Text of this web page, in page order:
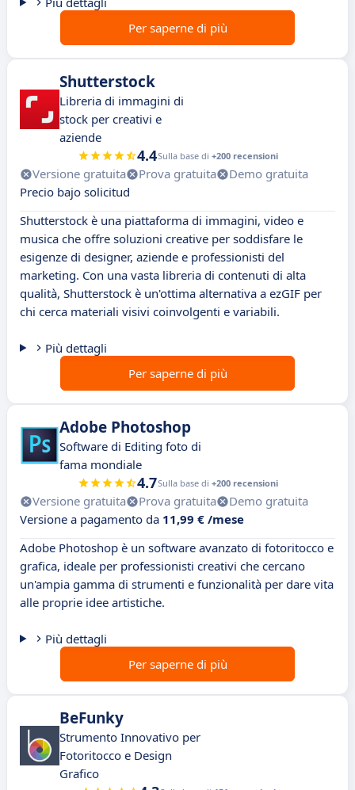
Per saperne di più
Shutterstock
Libreria di immagini di
stock per creativi e
aziende
4.4Sulla base di +200 recensioni
Versione gratuita Prova gratuita
Demo gratuita
Precio bajo solicitud
Shutterstock è una piattaforma di immagini, video e
musica che offre soluzioni creative per soddisfare le
esigenze di designer, aziende e professionisti del
marketing. Con una vasta libreria di contenuti di alta
qualità, Shutterstock è un'ottima alternativa a ezGIF per
chi cerca materiali visivi coinvolgenti e variabili.
Più dettagli
Per saperne di più
Adobe Photoshop
Software di Editing foto di
fama mondiale
4.7Sulla base di +200 recensioni
Versione gratuita Prova gratuita
Demo gratuita
Versione a pagamento da 11,99 € /mese
Adobe Photoshop è un software avanzato di fotoritocco e
grafica, ideale per professionisti creativi che cercano
un'ampia gamma di strumenti e funzionalità per dare vita
alle proprie idee artistiche.
Più dettagli
Per saperne di più
BeFunky
Strumento Innovativo per
Fotoritocco e Design
Grafico